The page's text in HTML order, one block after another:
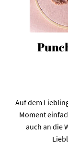
Auf dem
Moment
auch an die